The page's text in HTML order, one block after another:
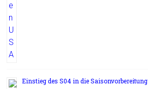
Einstieg des S04 in die Saisonvorbereitung